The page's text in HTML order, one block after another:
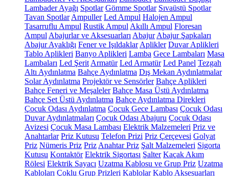
Lambader Ayağı Spotlar Gömme Spotlar Sıvaüstü Spotlar
Tavan Spotlar Ampuller Led Ampul Halojen Ampul
Tasarruflu Ampul Rustik Ampul Akıllı Ampul Floresan
Ampul Abajurlar ve Aksesuarları Abajur Abajur Şapkaları
Abajur Ayaklığı Fener ve Işıldaklar Aplikler Duvar Aplikleri
Tablo Aplikleri Banyo Aplikleri Lamba Gece Lambaları Masa
Lambaları Led Şerit Armatür Led Armatür Led Panel Tezgah
Altı Aydınlatma Bahçe Aydınlatma Dış Mekan Aydınlatmalar
Solar Aydınlatma Projektör ve Sensörler Bahçe Aplikleri
Bahçe Feneri ve Meşaleler Bahçe Masa Üstü Aydınlatma
Bahçe Set Üstü Aydınlatma Bahçe Aydınlatma Direkleri
Çocuk Odası Aydınlatma Çocuk Gece Lambası Çocuk Odası
Duvar Aydınlatmaları Çocuk Odası Abajuru Çocuk Odası
Avizesi Çocuk Masa Lambası Elektrik Malzemeleri Priz ve
Anahtarlar Priz Kutusu Telefon Prizi Priz Çerçevesi Golyat
Priz Nümeris Priz Priz Anahtar Priz Şalt Malzemeleri Sigorta
Kutusu Kontaktör Elektrik Sigortası Şalter Kaçak Akım
Rölesi Elektrik Sayacı Uzatma Kablosu ve Grup Priz Uzatma
Kabloları Çoklu Grup Prizleri Kablolar Kablo Aksesuarları